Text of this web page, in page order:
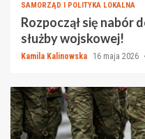
SAMORZĄD I POLITYKA LOKALNA
Rozpoczął się nabór
służby wojskowej!
Kamila Kalinowska 16 maja 2026